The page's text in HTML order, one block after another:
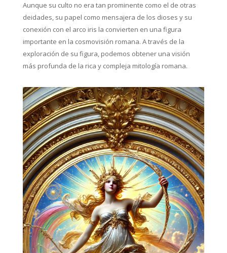
Aunque su culto no era tan prominente como el de otras
deidades, su papel como mensajera de los dioses y su
conexión con el arco iris la convierten en una figura
importante en la cosmovisión romana. A través de la
exploración de su figura, podemos obtener una visión
más profunda de la rica y compleja mitología romana.